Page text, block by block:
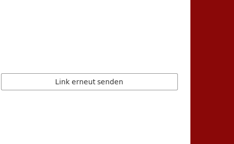
Link erneut senden